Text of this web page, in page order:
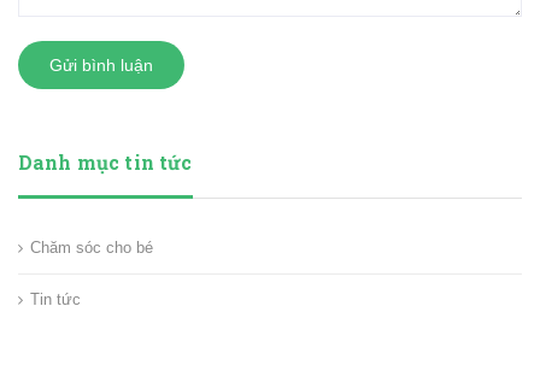
Gửi bình luận
Danh mục tin tức
Chăm sóc cho bé
Tin tức